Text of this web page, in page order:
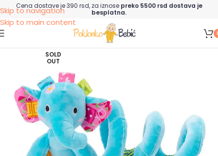
Skip to navigation
Skip to main content
Cena dostave je 390 rsd, za iznose preko 5500 rsd dostava je
besplatna.
SOLD
OUT